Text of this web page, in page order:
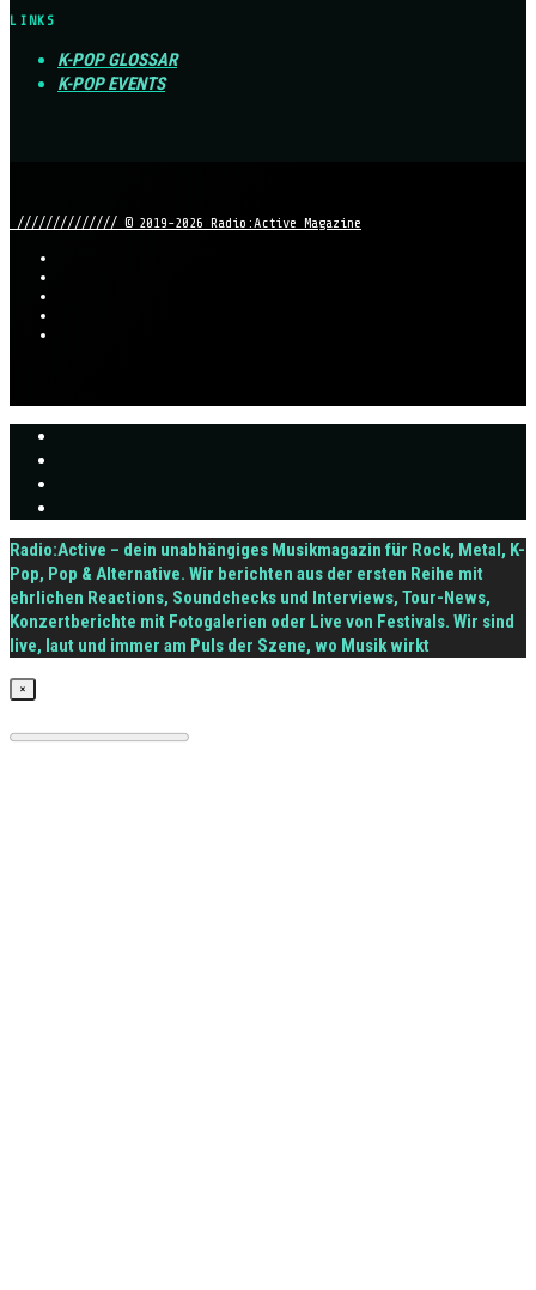
LINKS
K-POP GLOSSAR
K-POP EVENTS
////////////// © 2019-2026 Radio:Active Magazine
Radio:Active – dein unabhängiges Musikmagazin für Rock, Metal, K-
Pop, Pop & Alternative. Wir berichten aus der ersten Reihe mit
ehrlichen Reactions, Soundchecks und Interviews, Tour-News,
Konzertberichte mit Fotogalerien oder Live von Festivals. Wir sind
live, laut und immer am Puls der Szene, wo Musik wirkt
×